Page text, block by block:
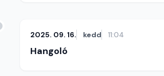
2025. 09. 16. kedd 11:04
Hangoló